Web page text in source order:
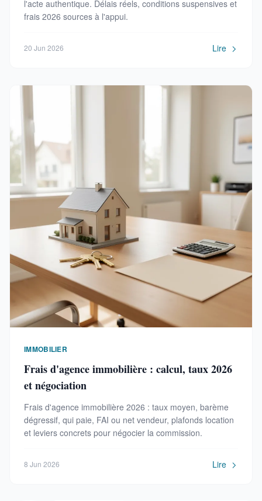
l'acte authentique. Délais réels, conditions suspensives et
frais 2026 sources à l'appui.
20 Jun 2026 Lire
IMMOBILIER
Frais d'agence immobilière : calcul, taux 2026
et négociation
Frais d'agence immobilière 2026 : taux moyen, barème
dégressif, qui paie, FAI ou net vendeur, plafonds location
et leviers concrets pour négocier la commission.
8 Jun 2026 Lire